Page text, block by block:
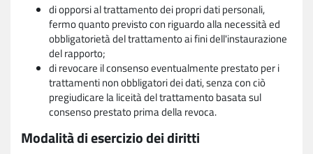
di opporsi al trattamento dei propri dati personali,
fermo quanto previsto con riguardo alla necessità ed
obbligatorietà del trattamento ai fini dell'instaurazione
del rapporto;
di revocare il consenso eventualmente prestato per i
trattamenti non obbligatori dei dati, senza con ciò
pregiudicare la liceità del trattamento basata sul
consenso prestato prima della revoca.
Modalità di esercizio dei diritti